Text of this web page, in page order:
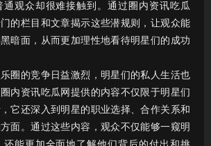
通观众却很难接触到。通过圈内资讯吃瓜
的栏目和文章揭示这些潜规则，让观众能
暗面，从而更加理性地看待明星们的成功
圈的竞争日益激烈，明星们的私人生活也
内资讯吃瓜网提供的内容不仅限于明星们
它还深入到明星的职业选择、合作关系和
面。通过这些内容，观众不仅能够一窥明